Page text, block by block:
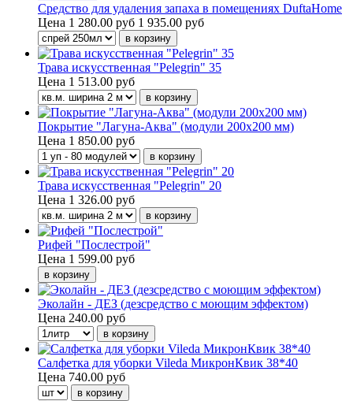
Средство для удаления запаха в помещениях DuftaHome
Цена 1 280.00 руб 1 935.00 руб
Трава искусственная "Pelegrin" 35
Цена 1 513.00 руб
Покрытие "Лагуна-Аква" (модули 200х200 мм)
Цена 1 850.00 руб
Трава искусственная "Pelegrin" 20
Цена 1 326.00 руб
Рифей "Послестрой"
Цена 1 599.00 руб
Эколайн - ДЕЗ (дезсредство с моющим эффектом)
Цена 240.00 руб
Салфетка для уборки Vileda МикронКвик 38*40
Цена 740.00 руб